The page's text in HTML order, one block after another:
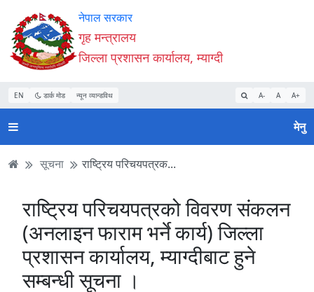
Accessibility
Mode
सुरु
गर्नुहोस्
सामाग्री
पढ्नुहाेस्
नेभिगेसन
पढ्नुहाेस्
वेबसाइट
खोजमा
जानुहोस्
नेपाल सरकार
गृह मन्त्रालय
जिल्ला प्रशासन कार्यालय, म्याग्दी
EN डार्क मोड न्यून व्यान्डविथ A- A A+
मेनु
सूचना राष्ट्रिय परिचयपत्रक...
राष्ट्रिय परिचयपत्रको विवरण संकलन
(अनलाइन फाराम भर्ने कार्य) जिल्ला
प्रशासन कार्यालय, म्याग्दीबाट हुने
सम्बन्धी सूचना ।